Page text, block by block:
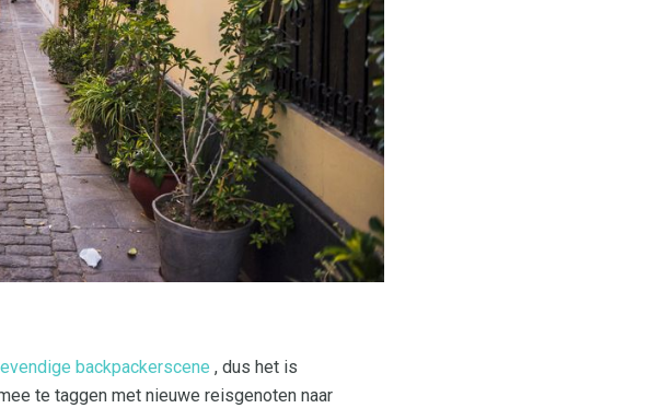
backpackerscene , dus het is
te taggen met nieuwe reisgenoten naar